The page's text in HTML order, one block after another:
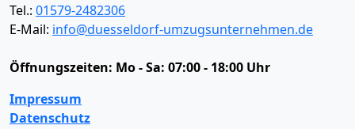
Tel.: 01579-2482306
E-Mail: info@duesseldorf-umzugsunternehmen.de
Öffnungszeiten: Mo - Sa: 07:00 - 18:00 Uhr
Impressum
Datenschutz